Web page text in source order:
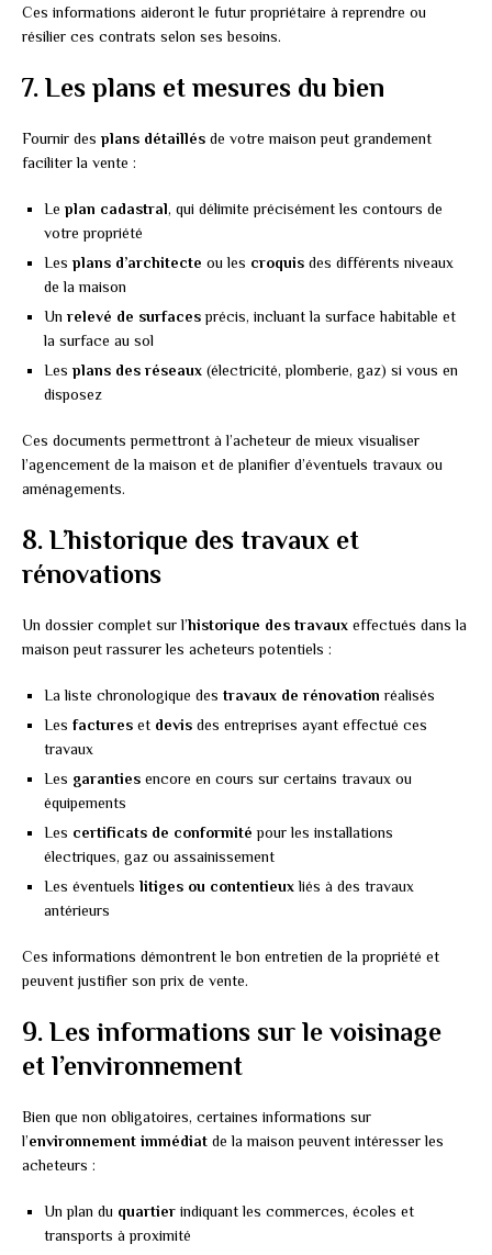
Ces informations aideront le futur propriétaire à reprendre ou
résilier ces contrats selon ses besoins.
7. Les plans et mesures du bien
Fournir des plans détaillés de votre maison peut grandement
faciliter la vente :
Le plan cadastral, qui délimite précisément les contours de
votre propriété
Les plans d’architecte ou les croquis des différents niveaux
de la maison
Un relevé de surfacesprécis, incluant la surface habitable et
la surface au sol
Les plans des réseaux (électricité, plomberie, gaz) si vous en
disposez
Ces documents permettront à l’acheteur de mieux visualiser
l’agencement de la maison et de planifier d’éventuels travaux ou
aménagements.
8. L’historique des travaux et
rénovations
Un dossier complet sur l’historique des travaux effectués dans la
maison peut rassurer les acheteurs potentiels :
La liste chronologique des travaux de rénovation réalisés
Les factures et devis des entreprises ayant effectué ces
travaux
Les garanties encore en cours sur certains travaux ou
équipements
Les certificats de conformité pour les installations
électriques, gaz ou assainissement
Les éventuels litiges ou contentieuxliés à des travaux
antérieurs
Ces informations démontrent le bon entretien de la propriété et
peuvent justifier son prix de vente.
9. Les informations sur le voisinage
et l’environnement
Bien que non obligatoires, certaines informations sur
l’environnement immédiat de la maison peuvent intéresser les
acheteurs :
Un plan du quartier indiquant les commerces, écoles et
transports à proximité